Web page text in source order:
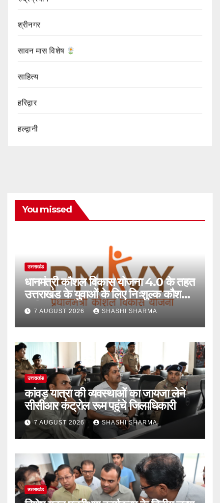
श्रीनगर
सावन मास विशेष
साहित्य
हरिद्वार
हल्द्वानी
You missed
उत्तराखंड
धानमंत्री कौशल विकास योजना 4.0 के तहत
उत्तराखंड के युवाओं के लिए निःशुल्क कौशल
प्रशिक्षण, आवेदन आमंत्रित
7 AUGUST 2026 SHASHI SHARMA
उत्तराखंड
कांवड़ यात्रा की व्यवस्थाओं का जायजा लेने
सीसीआर कंट्रोल रूम पहुंचे जिलाधिकारी
7 AUGUST 2026 SHASHI SHARMA
उत्तराखंड